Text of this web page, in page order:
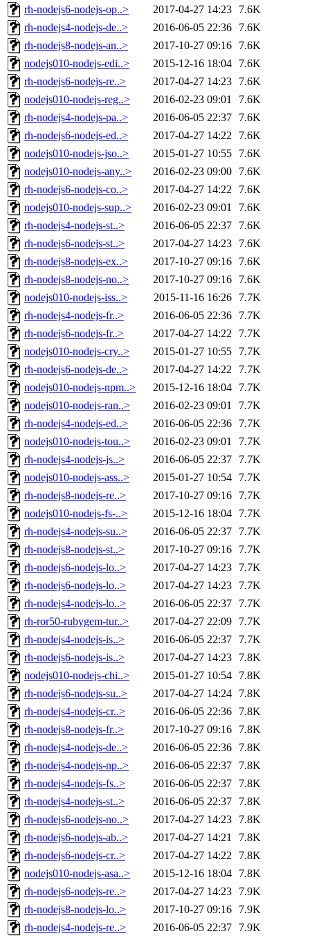
rh-nodejs6-nodejs-op..>
2017-04-27 14:23
7.6K
rh-nodejs4-nodejs-de..>
2016-06-05 22:36
7.6K
rh-nodejs8-nodejs-an..>
2017-10-27 09:16
7.6K
nodejs010-nodejs-edi..>
2015-12-16 18:04
7.6K
rh-nodejs6-nodejs-re..>
2017-04-27 14:23
7.6K
nodejs010-nodejs-reg..>
2016-02-23 09:01
7.6K
rh-nodejs4-nodejs-pa..>
2016-06-05 22:37
7.6K
rh-nodejs6-nodejs-ed..>
2017-04-27 14:22
7.6K
nodejs010-nodejs-jso..>
2015-01-27 10:55
7.6K
nodejs010-nodejs-any..>
2016-02-23 09:00
7.6K
rh-nodejs6-nodejs-co..>
2017-04-27 14:22
7.6K
nodejs010-nodejs-sup..>
2016-02-23 09:01
7.6K
rh-nodejs4-nodejs-st..>
2016-06-05 22:37
7.6K
rh-nodejs6-nodejs-st..>
2017-04-27 14:23
7.6K
rh-nodejs8-nodejs-ex..>
2017-10-27 09:16
7.6K
rh-nodejs8-nodejs-no..>
2017-10-27 09:16
7.6K
nodejs010-nodejs-iss..>
2015-11-16 16:26
7.7K
rh-nodejs4-nodejs-fr..>
2016-06-05 22:36
7.7K
rh-nodejs6-nodejs-fr..>
2017-04-27 14:22
7.7K
nodejs010-nodejs-cry..>
2015-01-27 10:55
7.7K
rh-nodejs6-nodejs-de..>
2017-04-27 14:22
7.7K
nodejs010-nodejs-npm..>
2015-12-16 18:04
7.7K
nodejs010-nodejs-ran..>
2016-02-23 09:01
7.7K
rh-nodejs4-nodejs-ed..>
2016-06-05 22:36
7.7K
nodejs010-nodejs-tou..>
2016-02-23 09:01
7.7K
rh-nodejs4-nodejs-js..>
2016-06-05 22:37
7.7K
nodejs010-nodejs-ass..>
2015-01-27 10:54
7.7K
rh-nodejs8-nodejs-re..>
2017-10-27 09:16
7.7K
nodejs010-nodejs-fs-..>
2015-12-16 18:04
7.7K
rh-nodejs4-nodejs-su..>
2016-06-05 22:37
7.7K
rh-nodejs8-nodejs-st..>
2017-10-27 09:16
7.7K
rh-nodejs6-nodejs-lo..>
2017-04-27 14:23
7.7K
rh-nodejs6-nodejs-lo..>
2017-04-27 14:23
7.7K
rh-nodejs4-nodejs-lo..>
2016-06-05 22:37
7.7K
rh-ror50-rubygem-tur..>
2017-04-27 22:09
7.7K
rh-nodejs4-nodejs-is..>
2016-06-05 22:37
7.7K
rh-nodejs6-nodejs-is..>
2017-04-27 14:23
7.8K
nodejs010-nodejs-chi..>
2015-01-27 10:54
7.8K
rh-nodejs6-nodejs-su..>
2017-04-27 14:24
7.8K
rh-nodejs4-nodejs-cr..>
2016-06-05 22:36
7.8K
rh-nodejs8-nodejs-fr..>
2017-10-27 09:16
7.8K
rh-nodejs4-nodejs-de..>
2016-06-05 22:36
7.8K
rh-nodejs4-nodejs-np..>
2016-06-05 22:37
7.8K
rh-nodejs4-nodejs-fs..>
2016-06-05 22:37
7.8K
rh-nodejs4-nodejs-st..>
2016-06-05 22:37
7.8K
rh-nodejs6-nodejs-no..>
2017-04-27 14:23
7.8K
rh-nodejs6-nodejs-ab..>
2017-04-27 14:21
7.8K
rh-nodejs6-nodejs-cr..>
2017-04-27 14:22
7.8K
nodejs010-nodejs-asa..>
2015-12-16 18:04
7.8K
rh-nodejs6-nodejs-re..>
2017-04-27 14:23
7.9K
rh-nodejs8-nodejs-lo..>
2017-10-27 09:16
7.9K
rh-nodejs4-nodejs-re..>
2016-06-05 22:37 7.9K